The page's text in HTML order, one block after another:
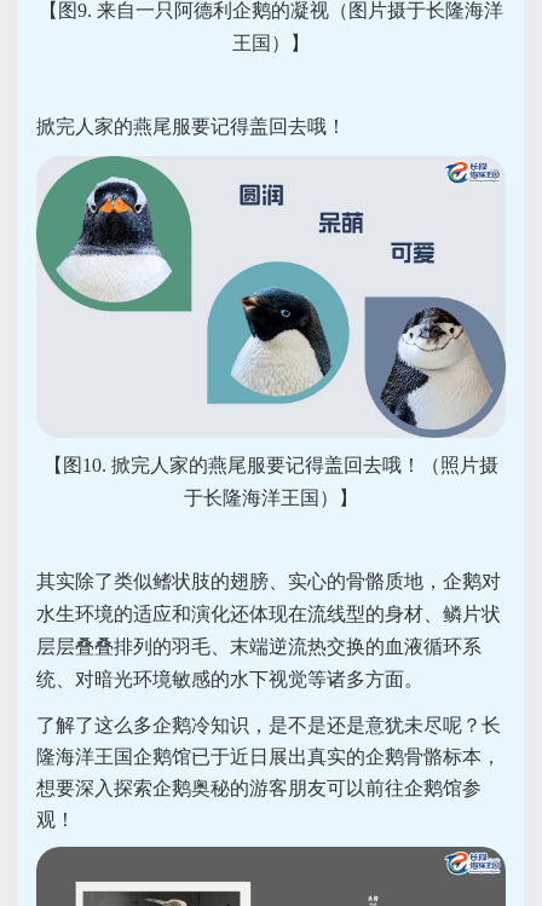
【图9. 来自一只阿德利企鹅的凝视（图片摄于长隆海洋
王国）】
掀完人家的燕尾服要记得盖回去哦！
【图10. 掀完人家的燕尾服要记得盖回去哦！（照片摄
于长隆海洋王国）】
其实除了类似鳍状肢的翅膀、实心的骨骼质地，企鹅对
水生环境的适应和演化还体现在流线型的身材、鳞片状
层层叠叠排列的羽毛、末端逆流热交换的血液循环系
统、对暗光环境敏感的水下视觉等诸多方面。
了解了这么多企鹅冷知识，是不是还是意犹未尽呢？长
隆海洋王国企鹅馆已于近日展出真实的企鹅骨骼标本，
想要深入探索企鹅奥秘的游客朋友可以前往企鹅馆参
观！